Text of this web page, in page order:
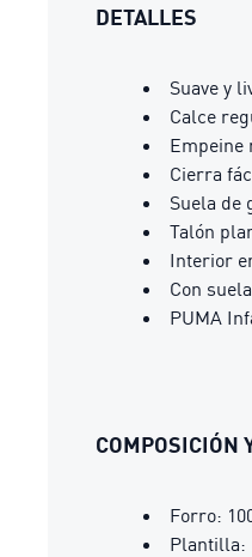
DETALLES
Suave y
Calce
Empeine
Cierra
Suela de
Talón
Interior
Con
PUMA
COMPOSICIÓN
Forro:
Plantilla: